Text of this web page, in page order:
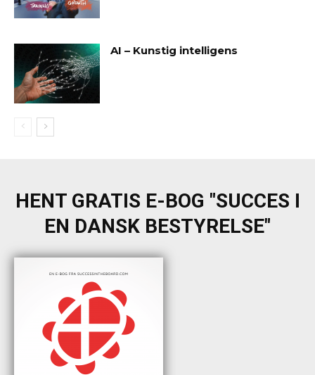
AI – Kunstig intelligens
HENT GRATIS E-BOG "SUCCES I
EN DANSK BESTYRELSE"